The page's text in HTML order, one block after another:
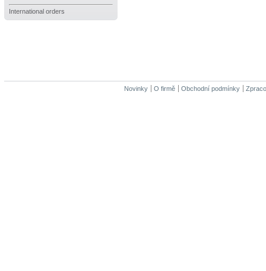
International orders
Novinky O firmě Obchodní podmínky